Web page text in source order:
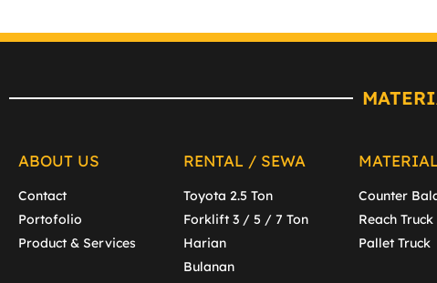
ABOUT US
Contact
Portofolio
Product & Services
RENTAL / SEWA
Toyota 2.5 Ton
Forklift 3 / 5 / 7 Ton
Harian
Bulanan
Counter
Reach Truck
Pallet Truck